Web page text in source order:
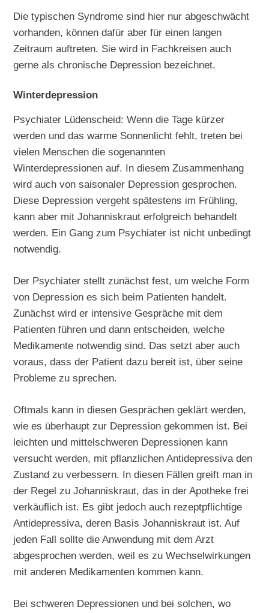
Die typischen Syndrome sind hier nur abgeschwächt
vorhanden, können dafür aber für einen langen
Zeitraum auftreten. Sie wird in Fachkreisen auch
gerne als chronische Depression bezeichnet.
Winterdepression
Psychiater Lüdenscheid: Wenn die Tage kürzer
werden und das warme Sonnenlicht fehlt, treten bei
vielen Menschen die sogenannten
Winterdepressionen auf. In diesem Zusammenhang
wird auch von saisonaler Depression gesprochen.
Diese Depression vergeht spätestens im Frühling,
kann aber mit Johanniskraut erfolgreich behandelt
werden. Ein Gang zum Psychiater ist nicht unbedingt
notwendig.
Der Psychiater stellt zunächst fest, um welche Form
von Depression es sich beim Patienten handelt.
Zunächst wird er intensive Gespräche mit dem
Patienten führen und dann entscheiden, welche
Medikamente notwendig sind. Das setzt aber auch
voraus, dass der Patient dazu bereit ist, über seine
Probleme zu sprechen.
Oftmals kann in diesen Gesprächen geklärt werden,
wie es überhaupt zur Depression gekommen ist. Bei
leichten und mittelschweren Depressionen kann
versucht werden, mit pflanzlichen Antidepressiva den
Zustand zu verbessern. In diesen Fällen greift man in
der Regel zu Johanniskraut, das in der Apotheke frei
verkäuflich ist. Es gibt jedoch auch rezeptpflichtige
Antidepressiva, deren Basis Johanniskraut ist. Auf
jeden Fall sollte die Anwendung mit dem Arzt
abgesprochen werden, weil es zu Wechselwirkungen
mit anderen Medikamenten kommen kann.
Bei schweren Depressionen und bei solchen, wo